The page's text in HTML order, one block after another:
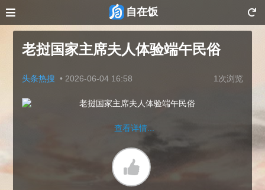
自在饭
老挝国家主席夫人体验端午民俗
头条热搜 • 2026-06-04 16:58 1次浏览
查看详情...